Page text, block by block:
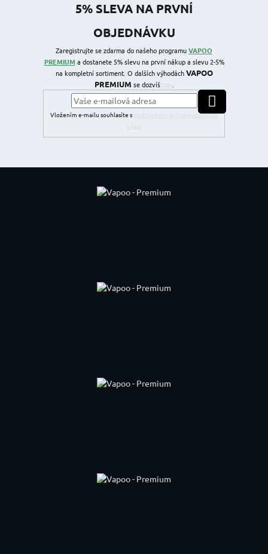
5% SLEVA NA PRVNÍ
OBJEDNÁVKU
Zaregistrujte se zdarma do našeho programuVAPOO
PREMIUM a dostanete 5% slevu na první nákup a slevu 2-5%
na kompletní sortiment. O dalších výhodáchVAPOO
PREMIUM se dozvíš
Vložením e-mailu souhlasíte s
podmínkami ochrany osobních